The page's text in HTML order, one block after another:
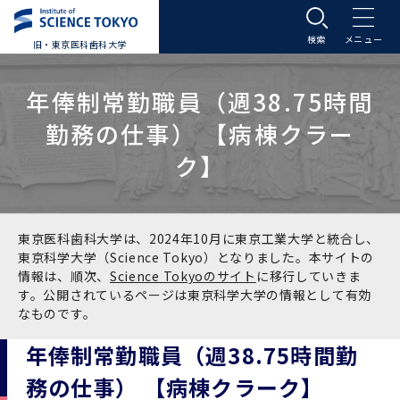
旧・東京医科歯科大学
大学案内トップ
学長メッセージ
基本理念・沿革
基本理念・沿革トップ
沿革
東京医科歯科大学の特色
学問と教育の聖地 湯島に建つ東京医科歯科大
アクセストップ
運営組織
入学案内
入学案内トップ
大学案内
学部受験生向け「大学案内」（冊子）
学部入学案内トップ
大学院入学案内
学生生活
学生生活トップ
Science Tokyo SPRING (医歯学系)
今後の博士学生向け支援制度について
Science Tokyo BOOST (医歯学系)トップ
CS（クリニシャン・サイエンティスト）養成支
教育研究組織等
教育研究組織等トップ
教育理念トップ
医学部（医学科･保健衛生学科）
大学病院
医科（医系診療部門）
研究・連携トップ
国際交流
年俸制常勤職員（週38.75時間
勤務の仕事） 【病棟クラー
ク】
東京医科歯科大学は、2024年10月に東京工業大学と統合し、
東京科学大学（Science Tokyo）となりました。本サイトの
情報は、順次、 Science Tokyoのサイト に移行していきま
す。公開されているページは東京科学大学の情報として有効
なものです。
年俸制常勤職員（週38.75時間勤
務の仕事） 【病棟クラーク】